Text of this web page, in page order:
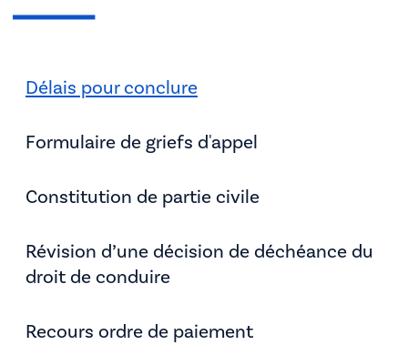
Délais pour conclure
Formulaire de griefs d'appel
Constitution de partie civile
Révision d’une décision de déchéance du
droit de conduire
Recours ordre de paiement